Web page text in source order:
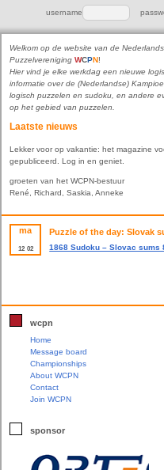
username
Welkom op de website van de
Puzzelvereniging WCPN!
Hier vind je elke werkdag een nieuwe
informatie over de (Nederlandse)
logisch puzzelen en sudoku, en andere
op het gebied van puzzelen.
Laatste nieuws
Lekker voor op vakantie: het magazine
gepubliceerd. Log in en geniet.
groeten van het WCPN-bestuur
René, Richard, Saskia, Anneke
ma
12 02
Puzzle of the day: Slovak
1868 Sudoku – Slovac sums
wcpn
Home
Message board
Championships
About WCPN
Contact
Join WCPN
sponsor